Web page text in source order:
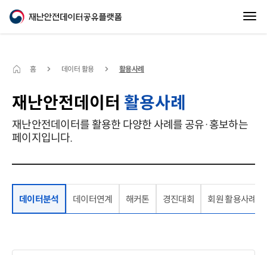
홈 데이터 활용 활용사례
재난안전데이터 활용사례
재난안전데이터를 활용한 다양한 사례를 공유·홍보하는
페이지입니다.
데이터분석 데이터연계 해커톤 경진대회 회원 활용사례